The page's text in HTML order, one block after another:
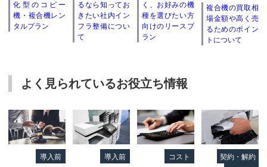
化型のコピー
機・複合機レン
タルプラン
るなら知ってお
きたい社内イン
フラ整備につい
て
く、お好みの機
種を選びたい方
向けのリースプ
ラン
複合機の買取相
場金額や高く売
るためのポイン
トについて
よく見られているお役立ち情報
導入前 導入前 コスト
契約・解約